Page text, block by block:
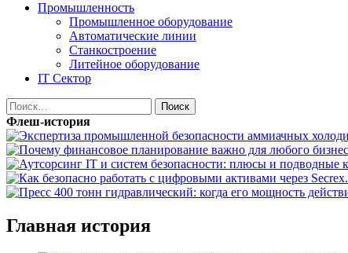
Промышленность
Промышленное оборудование
Автоматические линии
Станкостроение
Литейное оборудование
IT Сектор
Найти:
Флеш-история
Главная история